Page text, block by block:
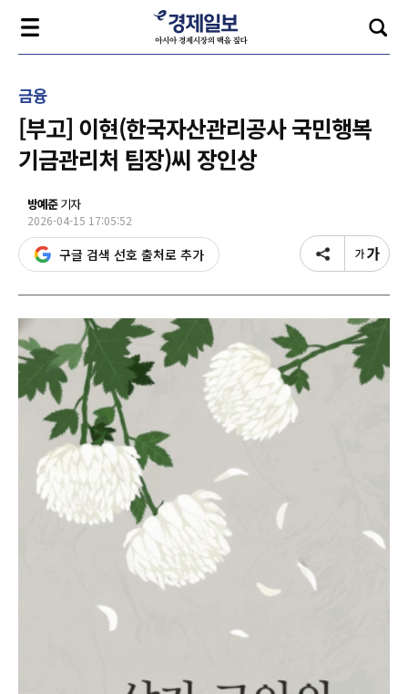
금융
[부고] 이현(한국자산관리공사 국민행복
기금관리처 팀장)씨 장인상
방예준기자
2026-04-15 17:05:52
구글 검색 선호 출처로 추가